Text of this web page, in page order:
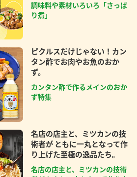
調味料や素材いろいろ「さっぱ
り煮」
ピクルスだけじゃない！カン
タン酢でお肉やお魚のおか
ず。
カンタン酢で作るメインのおか
ず特集
名店の店主と、ミツカンの技
術者が ともに一丸となって作
り上げた至極の逸品たち。
名店の店主と、ミツカンの技術